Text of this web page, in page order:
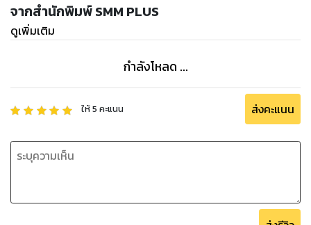
จากสำนักพิมพ์ SMM PLUS
ดูเพิ่มเติม
กำลังโหลด ...
ให้5 คะแนน ส่งคะแนน